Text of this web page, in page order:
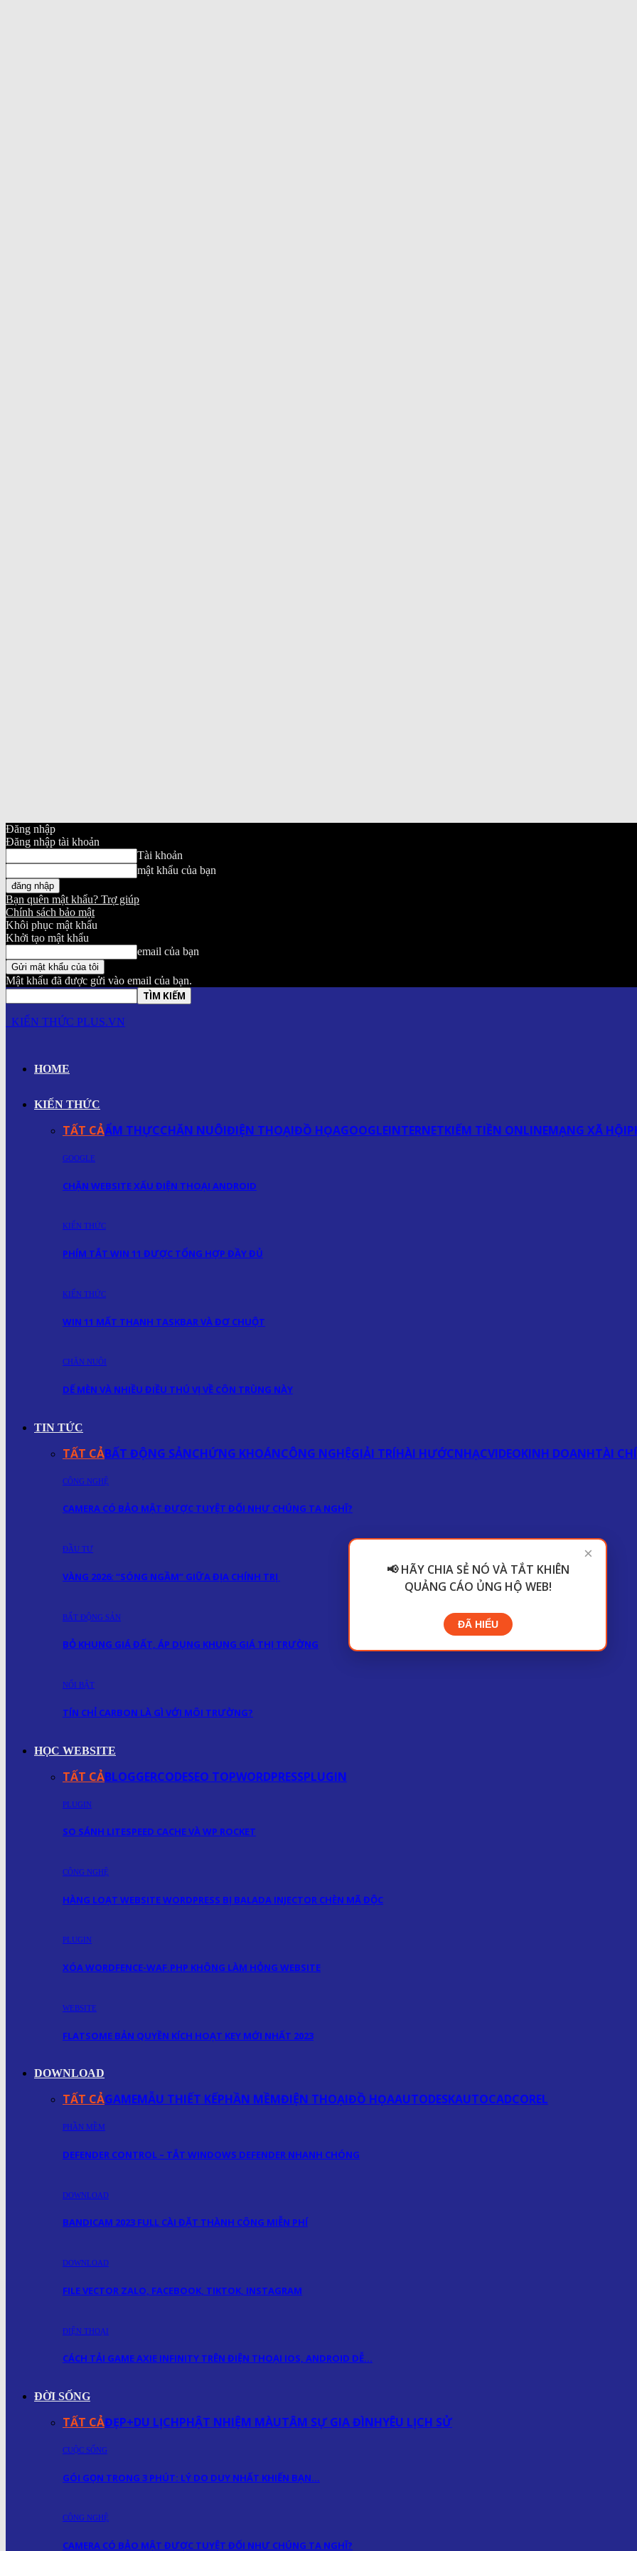
Đăng nhập
Đăng nhập tài khoản
Tài khoản
mật khẩu của bạn
Bạn quên mật khẩu? Trợ giúp
Chính sách bảo mật
Khôi phục mật khẩu
Khởi tạo mật khẩu
email của bạn
Mật khẩu đã được gửi vào email của bạn.
KIẾN THỨC PLUS.VN
HOME
KIẾN THỨC
TẤT CẢẨM THỰCCHĂN NUÔIĐIỆN THOẠIĐỒ HỌAGOOGLEINTERNETKIẾM TIỀN ONLINEMẠNG XÃ HỘI
GOOGLE
CHẶN WEBSITE XẤU ĐIỆN THOẠI ANDROID
KIẾN THỨC
PHÍM TẮT WIN 11 ĐƯỢC TỔNG HỢP ĐẦY ĐỦ
KIẾN THỨC
WIN 11 MẤT THANH TASKBAR VÀ ĐƠ CHUỘT
CHĂN NUÔI
DẾ MÈN VÀ NHIỀU ĐIỀU THÚ VỊ VỀ CÔN TRÙNG NÀY
TIN TỨC
TẤT CẢBẤT ĐỘNG SẢNCHỨNG KHOÁNCÔNG NGHỆGIẢI TRÍHÀI HƯỚCNHẠCVIDEOKINH DOANHTÀI
CÔNG NGHỆ
CAMERA CÓ BẢO MẬT ĐƯỢC TUYỆT ĐỐI NHƯ CHÚNG TA NGHĨ?
ĐẦU TƯ
VÀNG 2026: “SÓNG NGẦM” GIỮA ĐỊA CHÍNH TRỊ
BẤT ĐỘNG SẢN
BỎ KHUNG GIÁ ĐẤT, ÁP DỤNG KHUNG GIÁ THỊ TRƯỜNG
NỔI BẬT
TÍN CHỈ CARBON LÀ GÌ VỚI MÔI TRƯỜNG?
HỌC WEBSITE
TẤT CẢBLOGGERCODESEO TOPWORDPRESSPLUGIN
PLUGIN
SO SÁNH LITESPEED CACHE VÀ WP ROCKET
CÔNG NGHỆ
HÀNG LOẠT WEBSITE WORDPRESS BỊ BALADA INJECTOR CHÈN MÃ ĐỘC
PLUGIN
XÓA WORDFENCE-WAF.PHP KHÔNG LÀM HỎNG WEBSITE
WEBSITE
FLATSOME BẢN QUYỀN KÍCH HOẠT KEY MỚI NHẤT 2023
DOWNLOAD
TẤT CẢGAMEMẪU THIẾT KẾPHẦN MỀMĐIỆN THOẠIĐỒ HỌAAUTODESKAUTOCADCOREL
PHẦN MỀM
DEFENDER CONTROL – TẮT WINDOWS DEFENDER NHANH CHÓNG
DOWNLOAD
BANDICAM 2023 FULL CÀI ĐẶT THÀNH CÔNG MIỄN PHÍ
DOWNLOAD
FILE VECTOR ZALO, FACEBOOK, TIKTOK, INSTAGRAM
ĐIỆN THOẠI
CÁCH TẢI GAME AXIE INFINITY TRÊN ĐIỆN THOẠI IOS, ANDROID DỄ…
ĐỜI SỐNG
TẤT CẢĐẸP+DU LỊCHPHẬT NHIỆM MÀUTÂM SỰ GIA ĐÌNHYÊU LỊCH SỬ
CUỘC SỐNG
GÓI GỌN TRONG 3 PHÚT: LÝ DO DUY NHẤT KHIẾN BẠN…
CÔNG NGHỆ
CAMERA CÓ BẢO MẬT ĐƯỢC TUYỆT ĐỐI NHƯ CHÚNG TA NGHĨ?
×
📢 HÃY CHIA SẺ NÓ VÀ TẮT KHIÊN
QUẢNG CÁO ỦNG HỘ WEB!
ĐÃ HIỂU